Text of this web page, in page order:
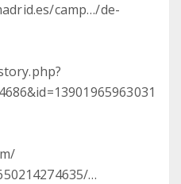
camp…/de-
…